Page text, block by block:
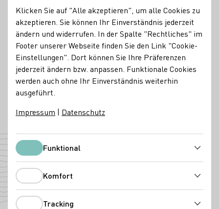
Besondere Angebote
Gruppenbesuche
Kontakt
Krück
67229 Großkarlbach Sperbergasse 1 Pfalz Deutschland
Angebaute Rebsorten
Klicken Sie auf "Alle akzeptieren", um alle Cookies zu
akzeptieren. Sie können Ihr Einverständnis jederzeit
ändern und widerrufen. In der Spalte "Rechtliches" im
Footer unserer Webseite finden Sie den Link "Cookie-
Einstellungen". Dort können Sie Ihre Präferenzen
jederzeit ändern bzw. anpassen. Funktionale Cookies
werden auch ohne Ihr Einverständnis weiterhin
ausgeführt.
Impressum | Datenschutz
FunktionalFunktional
Komfort
Tracking